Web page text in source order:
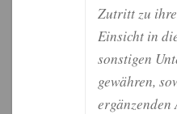
Zutritt zu
Einsicht in
sonstigen
gewähren,